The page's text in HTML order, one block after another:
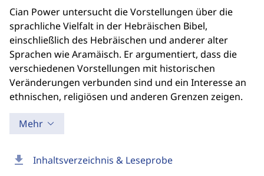
download Inhaltsverzeichnis & Leseprobe
Cian Power untersucht die Vorstellungen über die
sprachliche Vielfalt in der Hebräischen Bibel,
einschließlich des Hebräischen und anderer alter
Sprachen wie Aramäisch. Er argumentiert, dass die
verschiedenen Vorstellungen mit historischen
Veränderungen verbunden sind und ein Interesse an
ethnischen, religiösen und anderen Grenzen zeigen.
Mehr